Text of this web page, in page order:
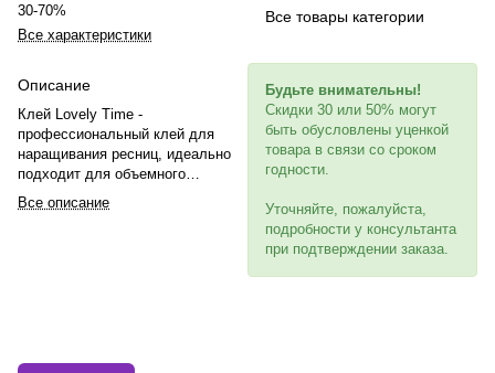
30-70%
Все характеристики
Описание
Клей Lovely Time -
профессиональный клей для
наращивания ресниц, идеально
подходит для объемного
наращивания. Сцепка до 0.5 сек,
держится до 8 недель, работает
Все описание
Все товары категории
Будьте внимательны!
Скидки 30 или 50% могут
быть обусловлены уценкой
товара в связи со сроком
годности.
Уточняйте, пожалуйста,
подробности у консультанта
при подтверждении заказа.